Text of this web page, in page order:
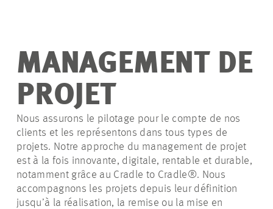
CARRIÈRES
POSTULER
NOS OFFRES
MANAGEMENT DE
PROJET
Nous assurons le pilotage pour le compte de nos
clients et les représentons dans tous types de
projets. Notre approche du management de projet
est à la fois innovante, digitale, rentable et durable,
notamment grâce au Cradle to Cradle®. Nous
accompagnons les projets depuis leur définition
jusqu’à la réalisation, la remise ou la mise en